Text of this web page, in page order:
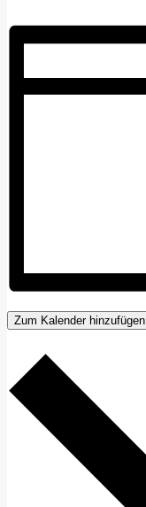
Zum Kalender hinzufügen